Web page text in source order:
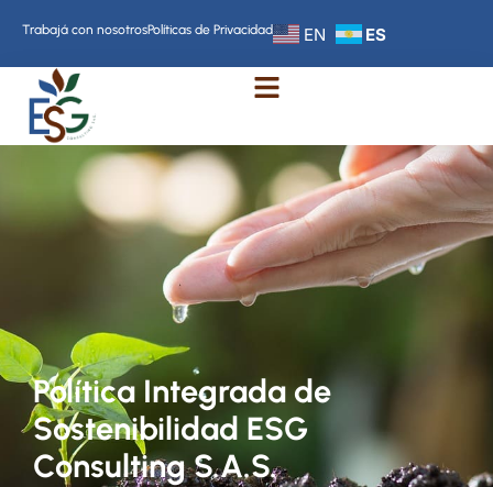
Trabajá con nosotrosPolíticas de Privacidad EN ES
Política Integrada de
Sostenibilidad ESG
Consulting S.A.S.